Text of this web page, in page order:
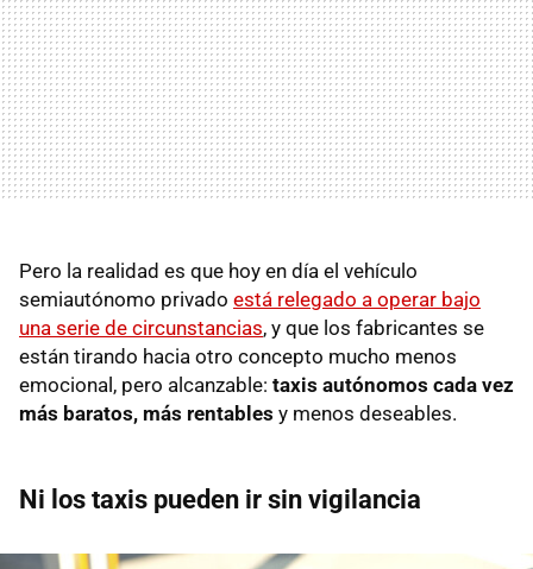
Pero la realidad es que hoy en día el vehículo
semiautónomo privado está relegado a operar bajo
una serie de circunstancias, y que los fabricantes se
están tirando hacia otro concepto mucho menos
emocional, pero alcanzable: taxis autónomos cada vez
más baratos, más rentables y menos deseables.
Ni los taxis pueden ir sin vigilancia